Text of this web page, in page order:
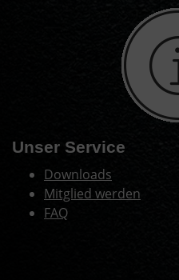
Unser Service
Downloads
Mitglied werden
FAQ